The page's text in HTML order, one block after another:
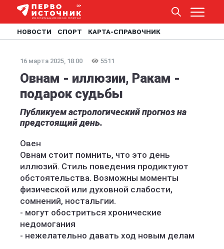
НОВОСТИ СПОРТ КАРТА-СПРАВОЧНИК
16 марта 2025, 18:00 5511
Овнам - иллюзии, Ракам -
подарок судьбы
Публикуем астрологический прогноз на
предстоящий день.
Овен
Овнам стоит помнить, что это день
иллюзий. Стиль поведения продиктуют
обстоятельства. Возможны моменты
физической или духовной слабости,
сомнений, ностальгии.
- могут обостриться хронические
недомогания
- нежелательно давать ход новым делам